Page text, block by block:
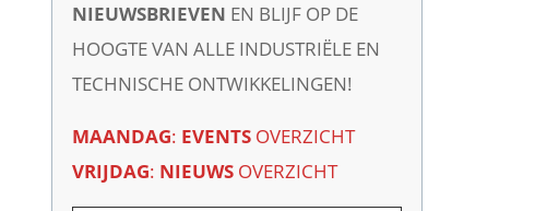
NIEUWSBRIEVEN EN BLIJF OP DE
HOOGTE VAN ALLE INDUSTRIËLE EN
TECHNISCHE ONTWIKKELINGEN!
MAANDAG: EVENTS OVERZICHT
VRIJDAG: NIEUWS OVERZICHT